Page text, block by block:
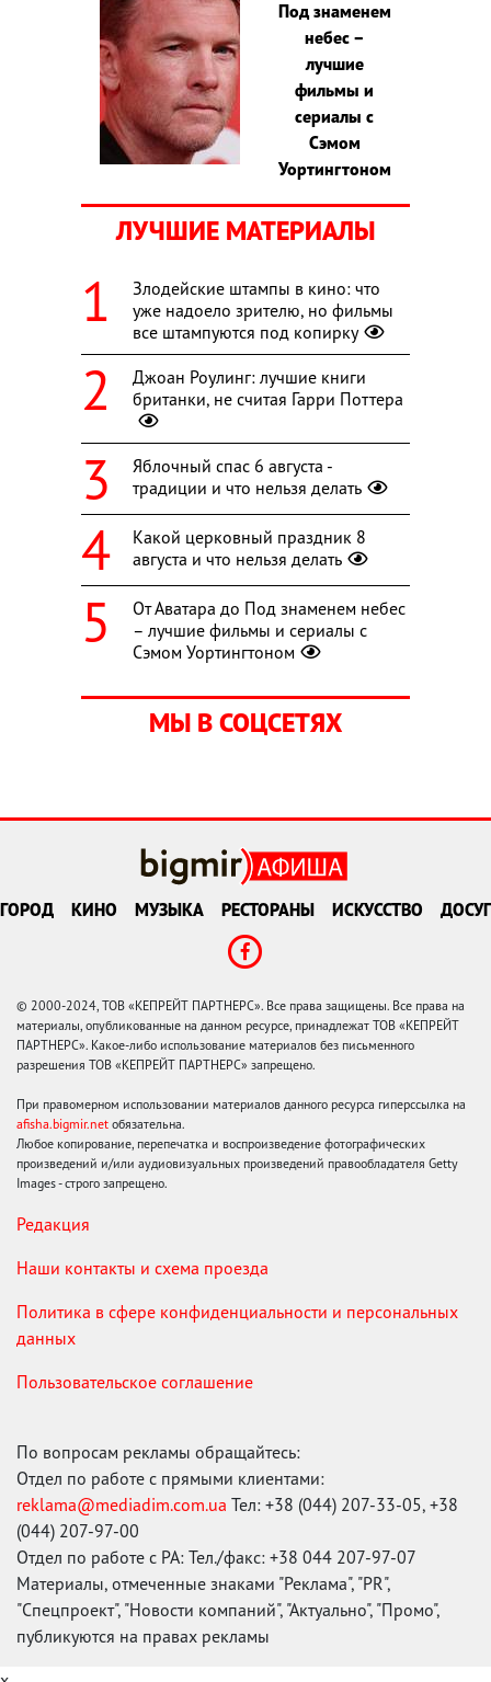
Под знаменем
небес –
лучшие
фильмы и
сериалы с
Сэмом
Уортингтоном
ЛУЧШИЕ МАТЕРИАЛЫ
Злодейские штампы в кино: что
уже надоело зрителю, но фильмы
все штампуются под копирку
Джоан Роулинг: лучшие книги
британки, не считая Гарри Поттера
Яблочный спас 6 августа -
традиции и что нельзя делать
Какой церковный праздник 8
августа и что нельзя делать
От Аватара до Под знаменем небес
– лучшие фильмы и сериалы с
Сэмом Уортингтоном
МЫ В СОЦСЕТЯХ
ГОРОД КИНО МУЗЫКА РЕСТОРАНЫ ИСКУССТВО ДОСУГ
© 2000-2024, ТОВ «КЕПРЕЙТ ПАРТНЕРС». Все права защищены. Все права на
материалы, опубликованные на данном ресурсе, принадлежат ТОВ «КЕПРЕЙТ
ПАРТНЕРС». Какое-либо использование материалов без письменного
разрешения ТОВ «КЕПРЕЙТ ПАРТНЕРС» запрещено.
При правомерном использовании материалов данного ресурса гиперссылка на
afisha.bigmir.net обязательна.
Любое копирование, перепечатка и воспроизведение фотографических
произведений и/или аудиовизуальных произведений правообладателя Getty
Images - строго запрещено.
Редакция
Наши контакты и схема проезда
Политика в сфере конфиденциальности и персональных
данных
Пользовательское соглашение
По вопросам рекламы обращайтесь:
Отдел по работе с прямыми клиентами:
reklama@mediadim.com.ua Тел: +38 (044) 207-33-05, +38
(044) 207-97-00
Отдел по работе с РА: Тел./факс: +38 044 207-97-07
Материалы, отмеченные знаками "Реклама", "PR",
"Спецпроект", "Новости компаний", "Актуально", "Промо",
публикуются на правах рекламы